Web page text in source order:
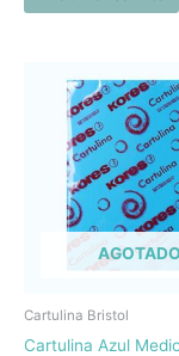
AGOTADO
Cartulina Bristol
Cartulina Azul